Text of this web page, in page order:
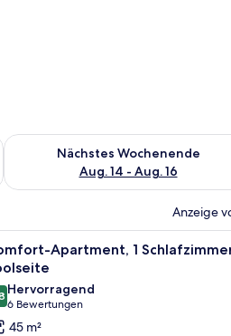
Aug. 7 - Aug. 9.
Nächstes Wochenende
Aug. 14 - Aug. 16
Überprüfe die Verfügbarkeit für
Anzeige
mit Korbmöbeln und Blick ins Grüne.
Ein
8
Apartment, 1
von 10
Hervorragend
6 Bewertungen
(6
Bewertungen)
45 m²